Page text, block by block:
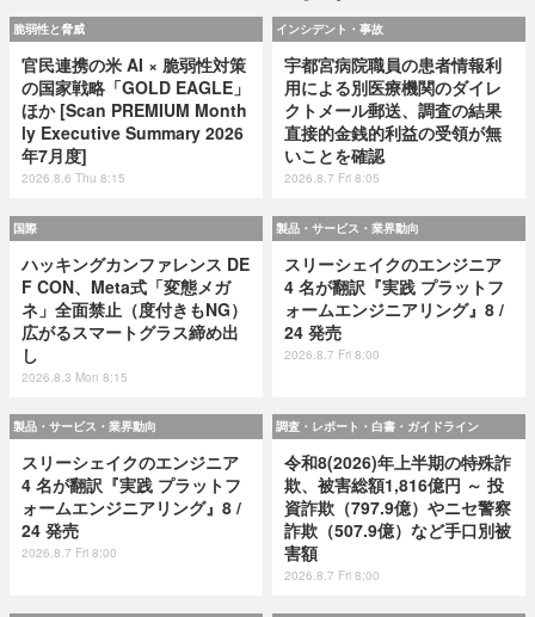
脆弱性と脅威
官民連携の米 AI × 脆弱性対策
の国家戦略「GOLD EAGLE」
ほか [Scan PREMIUM Month
ly Executive Summary 2026
年7月度]
2026.8.6 Thu 8:15
インシデント・事故
宇都宮病院職員の患者情報利
用による別医療機関のダイレ
クトメール郵送、調査の結果
直接的金銭的利益の受領が無
いことを確認
2026.8.7 Fri 8:05
国際
ハッキングカンファレンス DE
F CON、Meta式「変態メガ
ネ」全面禁止（度付きもNG）
広がるスマートグラス締め出
し
2026.8.3 Mon 8:15
製品・サービス・業界動向
スリーシェイクのエンジニア
4 名が翻訳『実践 プラットフ
ォームエンジニアリング』8 /
24 発売
2026.8.7 Fri 8:00
製品・サービス・業界動向
スリーシェイクのエンジニア
4 名が翻訳『実践 プラットフ
ォームエンジニアリング』8 /
24 発売
2026.8.7 Fri 8:00
調査・レポート・白書・ガイドライン
令和8(2026)年上半期の特殊詐
欺、被害総額1,816億円 ～ 投
資詐欺（797.9億）やニセ警察
詐欺（507.9億）など手口別被
害額
2026.8.7 Fri 8:00